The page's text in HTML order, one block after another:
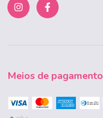
Meios de pagamento